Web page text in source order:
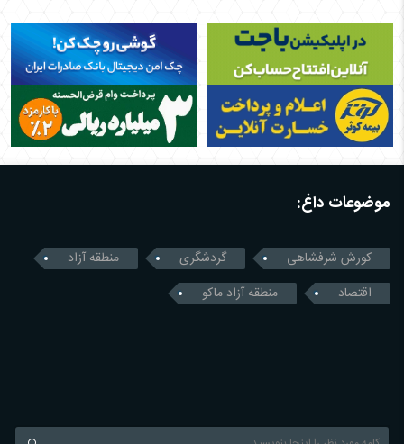
موضوعات داغ:
کورش شرفشاهی گردشگری
منطقه آزاد
اقتصاد
منطقه آزاد ماکو